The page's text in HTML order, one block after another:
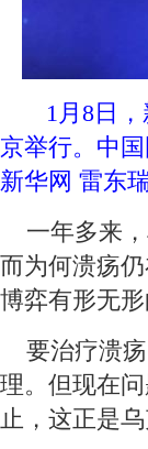
1月8日，
京举行。中
新华网 雷东
一年多来，
而为何溃疡
博弈有形无形
要治疗溃疡
理。但现在
止，这正是乌